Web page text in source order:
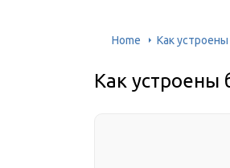
Home Как
Как устроены